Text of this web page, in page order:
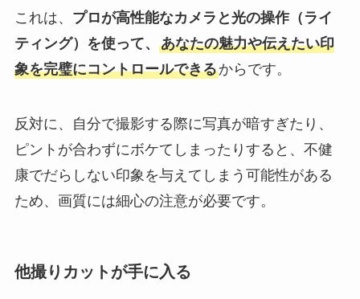
これは、 プロが高性能なカメラと光の操作（ライ
ティング）を使って、 あなたの魅力や伝えたい印
象を完璧にコントロールできるからです。
反対に、自分で撮影する際に写真が暗すぎたり、
ピントが合わずにボケてしまったりすると、不健
康でだらしない印象を与えてしまう可能性がある
ため、画質には細心の注意が必要です。
他撮りカットが手に入る